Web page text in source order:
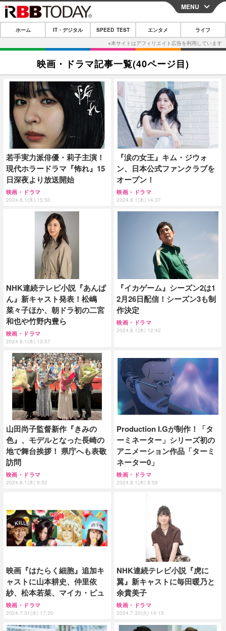
CLOSE
ホーム
IT・デジタルTOP スマートフォン
ネタ ガジェット・ツール
ショッピング その他
SPEED TEST
エンタメ
エンタメTOP 映画・ドラマ
韓流・K-POP 韓国・芸能
音楽 スポーツ
グラビア
ショッピング その他
ライフ
ライフTOP グルメ
ペット ショッピング
その他
リリース一覧
プッシュ通知の停止方法
MENU
ホーム IT・デジタル SPEED TEST エンタメ ライフ
映画・ドラマ記事一覧(40ページ目)
若手実力派俳優・莉子主演！
現代ホラードラマ『怖れ』15
日深夜より放送開始
映画・ドラマ
2024.8.1(木) 15:50
『涙の女王』キム・ジウォ
ン、日本公式ファンクラブを
オープン！
映画・ドラマ
2024.8.1(木) 14:37
NHK連続テレビ小説『あんぱ
ん』新キャスト発表！松嶋
菜々子ほか、朝ドラ初の二宮
和也や竹野内豊ら
映画・ドラマ
2024.8.1(木) 13:57
『イカゲーム』シーズン2は1
2月26日配信！シーズン3も制
作決定
映画・ドラマ
2024.8.1(木) 12:42
山田尚子監督新作『きみの
色』、モデルとなった長崎の
地で舞台挨拶！ 県庁へも表敬
訪問
映画・ドラマ
2024.8.1(木) 9:52
Production I.Gが制作！「タ
ーミネーター」シリーズ初の
アニメーション作品「ターミ
ネーター0」
映画・ドラマ
2024.8.1(木) 8:59
映画『はたらく細胞』追加キ
ャストに山本耕史、仲里依
紗、松本若菜、マイカ・ピュ
映画・ドラマ
2024.7.31(水) 17:20
NHK連続テレビ小説『虎に
翼』新キャストに毎田暖乃と
余貴美子
映画・ドラマ
2024.7.30(火) 14:15